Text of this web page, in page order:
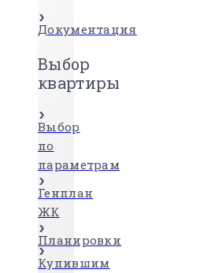
Документация
Выбор
квартиры
Выбор
по
параметрам
Генплан
ЖК
Планировки
Купившим